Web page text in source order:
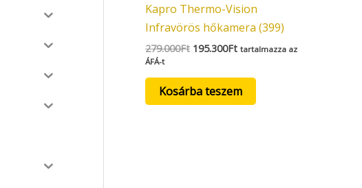
Kapro Thermo-Vision
Infravörös hőkamera (399)
279.000Ft 195.300Ft tartalmazza az
ÁFÁ-t
Kosárba teszem